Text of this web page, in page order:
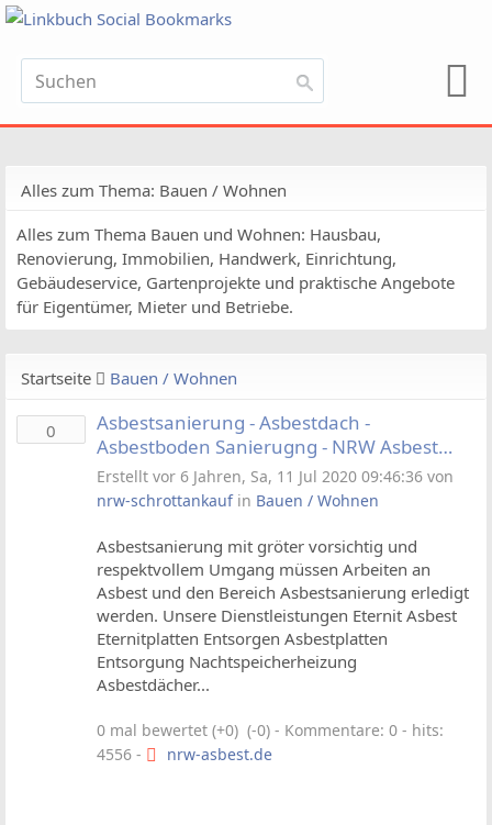
Alles zum Thema: Bauen / Wohnen
Alles zum Thema Bauen und Wohnen: Hausbau,
Renovierung, Immobilien, Handwerk, Einrichtung,
Gebäudeservice, Gartenprojekte und praktische Angebote
für Eigentümer, Mieter und Betriebe.
Startseite Bauen / Wohnen
0
Asbestsanierung - Asbestdach -
Asbestboden Sanierugng - NRW Asbest
Asbestsanierung Asbestentsorgung
Erstellt vor 6 Jahren, Sa, 11 Jul 2020 09:46:36 von
nrw-schrottankaufin Bauen / Wohnen
Asbestsanierung mit gröter vorsichtig und
respektvollem Umgang müssen Arbeiten an
Asbest und den Bereich Asbestsanierung erledigt
werden. Unsere Dienstleistungen Eternit Asbest
Eternitplatten Entsorgen Asbestplatten
Entsorgung Nachtspeicherheizung
Asbestdächer...
0 mal bewertet (+0) (-0)- Kommentare: 0 - hits:
4556 -
nrw-asbest.de